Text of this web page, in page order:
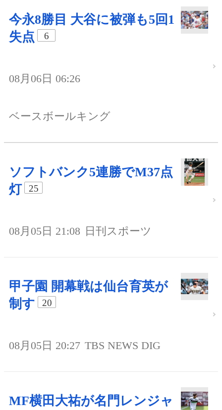
今永8勝目 大谷に被弾も5回1
失点
6
08月06日 06:26
ベースボールキング
ソフトバンク5連勝でM37点
灯
25
08月05日 21:08 日刊スポーツ
甲子園 開幕戦は仙台育英が
制す
20
08月05日 20:27 TBS NEWS DIG
MF横田大祐が名門レンジャ